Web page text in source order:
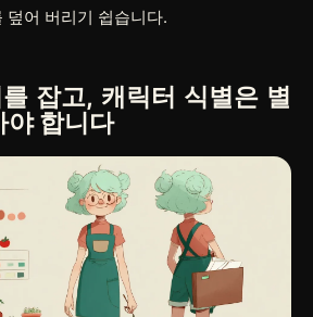
덮어 버리기 쉽습니다.
잡고, 캐릭터 식별은 별
야 합니다